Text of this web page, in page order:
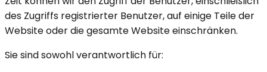
des Zugriffs registrierter Benutzer, auf einige Teile der
Website oder die gesamte Website einschränken.
Sie sind sowohl verantwortlich für: